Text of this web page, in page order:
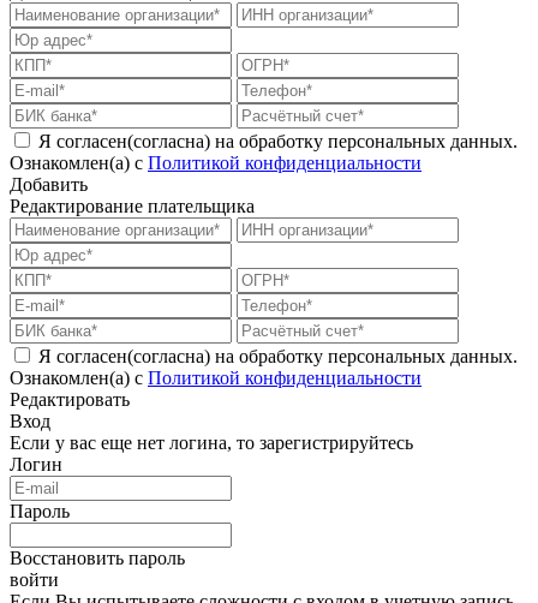
Я согласен(согласна) на обработку персональных данных.
Ознакомлен(а) с Политикой конфиденциальности
Добавить
Редактирование плательщика
Я согласен(согласна) на обработку персональных данных.
Ознакомлен(а) с Политикой конфиденциальности
Редактировать
Вход
Если у вас еще нет логина, то зарегистрируйтесь
Логин
Пароль
Восстановить пароль
войти